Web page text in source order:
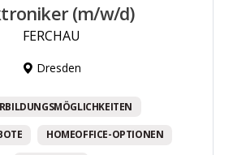
(m/w/d)
FERCHAU
Dresden
HOMEOFFICE-OPTIONEN